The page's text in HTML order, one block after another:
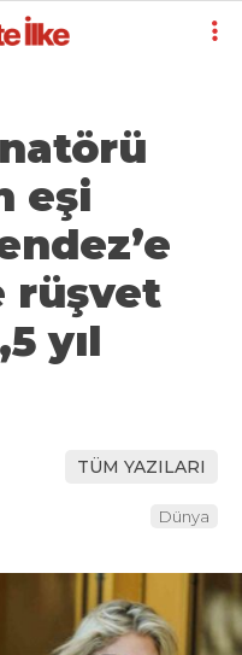
eşi
rüşvet
yıl
TÜM YAZILARI
Dünya